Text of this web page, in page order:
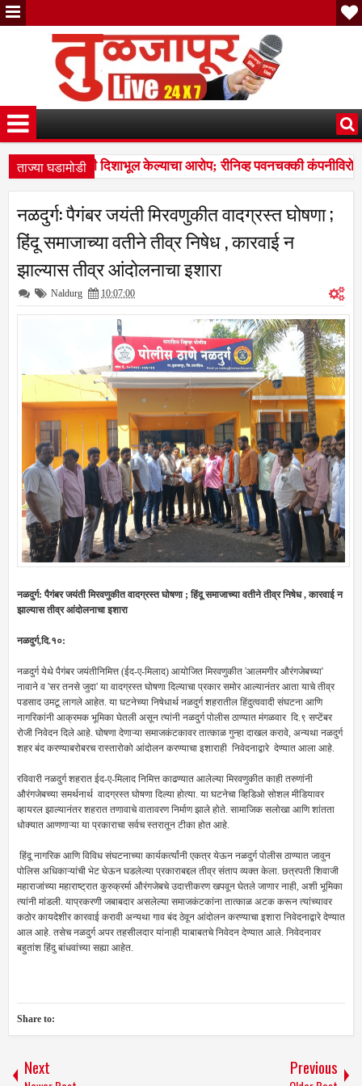
ताज्या घडामोडी
न्यायालयाची दिशाभूल केल्याचा आरोप; रीनिव्ह पवनचक्की
उंचावली; विद्यापीठाकडून नऊ गुणवंत खेळाडू, प्रशिक्षक व व्यवस्थापकांचा
न्यायालयाची दिशाभूल केल्याचा आरोप; रीनिव्ह पवनचक्की
नळदुर्ग: पैगंबर जयंती मिरवणुकीत वादग्रस्त घोषणा ;
हिंदू समाजाच्या वतीने तीव्र निषेध , कारवाई न
झाल्यास तीव्र आंदोलनाचा इशारा
Naldurg 10:07:00
नळदुर्ग: पैगंबर जयंती मिरवणुकीत वादग्रस्त घोषणा ; हिंदू समाजाच्या वतीने तीव्र निषेध , कारवाई न
झाल्यास तीव्र आंदोलनाचा इशारा
नळदुर्ग,दि.१०:
नळदुर्ग येथे पैगंबर जयंतीनिमित्त (ईद-ए-मिलाद) आयोजित मिरवणुकीत 'आलमगीर औरंगजेबच्या'
नावाने व 'सर तनसे जुदा' या वादग्रस्त घोषणा दिल्याचा प्रकार समोर आल्यानंतर आता याचे तीव्र
पडसाद उमटू लागले आहेत. या घटनेच्या निषेधार्थ नळदुर्ग शहरातील हिंदुत्ववादी संघटना आणि
नागरिकांनी आक्रमक भूमिका घेतली असून त्यांनी नळदुर्ग पोलीस ठाण्यात मंगळवार दि.९ सप्टेंबर
रोजी निवेदन दिले आहे. घोषणा देणाऱ्या समाजकंटकावर तात्काळ गुन्हा दाखल करावे, अन्यथा नळदुर्ग
शहर बंद करण्याबरोबरच रास्तारोको आंदोलन करण्याचा इशाराही निवेदनाद्वारे देण्यात आला आहे.
रविवारी नळदुर्ग शहरात ईद-ए-मिलाद निमित्त काढण्यात आलेल्या मिरवणुकीत काही तरुणांनी
औरंगजेबच्या समर्थनार्थ वादग्रस्त घोषणा दिल्या होत्या. या घटनेचा व्हिडिओ सोशल मीडियावर
व्हायरल झाल्यानंतर शहरात तणावाचे वातावरण निर्माण झाले होते. सामाजिक सलोखा आणि शांतता
धोक्यात आणणाऱ्या या प्रकाराचा सर्वच स्तरातून टीका होत आहे.
हिंदू नागरिक आणि विविध संघटनाच्या कार्यकर्त्यांनी एकत्र येऊन नळदुर्ग पोलीस ठाण्यात जावुन
पोलिस अधिकाऱ्यांची भेट घेऊन घडलेल्या प्रकाराबद्दल तीव्र संताप व्यक्त केला. छत्रपती शिवाजी
महाराजांच्या महाराष्ट्रात कुरुक्रर्मा औरंगजेबचे उदात्तीकरण खपवून घेतले जाणार नाही, अशी भूमिका
त्यांनी मांडली. याप्रकरणी जबाबदार असलेल्या समाजकंटकांना तात्काळ अटक करून त्यांच्यावर
कठोर कायदेशीर कारवाई करावी अन्यथा गाव बंद ठेवून आंदोलन करण्याचा इशारा निवेदनाद्वारे देण्यात
आल आहे. तसेच नळदुर्ग अपर तहसीलदार यांनाही याबाबतचे निवेदन देण्यात आले. निवेदनावर
बहुतांश हिंदु बांधवांच्या सह्या आहेत.
Share to:
Next Previous